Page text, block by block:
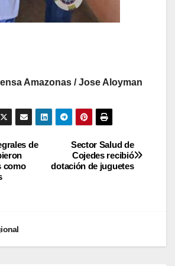
Amazonas / Jose Aloyman
Sector Salud de
Cojedes recibió
dotación de juguetes
de
como